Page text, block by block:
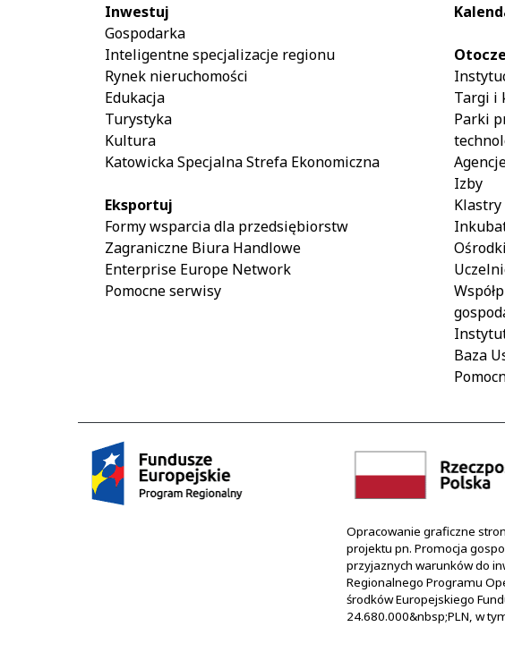
Inwestuj
Gospodarka
Inteligentne specjalizacje regionu
Rynek nieruchomości
Edukacja
Turystyka
Kultura
Katowicka Specjalna Strefa Ekonomiczna
Eksportuj
Formy wsparcia dla przedsiębiorstw
Zagraniczne Biura Handlowe
Enterprise Europe Network
Pomocne serwisy
Targi i
Parki
Izby
Klastry
Baza
Opracowanie graficzne
projektu pn. Promocja
przyjaznych warunków do
Regionalnego Programu
środków Europejskiego
24.680.000&nbsp;PLN, w